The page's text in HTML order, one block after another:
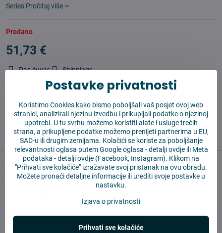
Series Pročitaj više
Prodano
51,73 €
Pas čuvar Shippings
Cameron Sino
✅ Spremno za slanje odmah
✅ BESPLATNA dostava iznad 55 EUR
✅ 14 dana za povrat robe
Opis
Alternativni proizvodi
Postavke privatnosti
Koristimo Cookies kako bismo poboljšali vaš posjet ovoj web
stranici, analizirali njezinu izvedbu i prikupljali podatke o njezinoj
upotrebi. U tu svrhu možemo koristiti alate i usluge trećih
strana, a prikupljene podatke možemo prenijeti partnerima u EU,
SAD-u ili drugim zemljama. Kolačići se koriste za poboljšanje
relevantnosti oglasa putem Google oglasa -detalji ovdjeili Meta
podataka -detalji ovdje (Facebook, Instagram). Klikom na
"Prihvati sve kolačiće" izražavate svoj pristanak na ovu obradu.
Možete pronaći detaljne informacije ili urediti svoje postavke u
nastavku.
Izjava o privatnosti
Prihvati sve kolačiće